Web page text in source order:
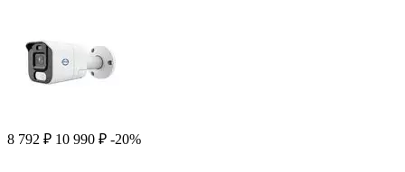
8 792 ₽ 10 990 ₽ -20%